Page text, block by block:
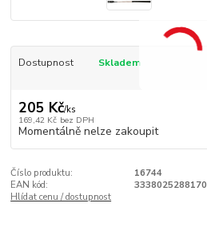
Dostupnost Skladem
205 Kč/ks
169,42 Kč bez DPH
Momentálně nelze zakoupit
Číslo produktu:
16744
EAN kód:
3338025288170
Hlídat cenu / dostupnost